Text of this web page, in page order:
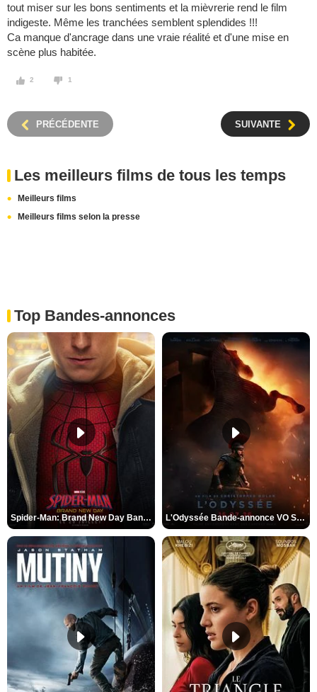
tout miser sur les bons sentiments et la mièvrerie rend le film
indigeste. Même les tranchées semblent splendides !!!
Ca manque d'ancrage dans une vraie réalité et d'une mise en
scène plus habitée.
2 1
PRÉCÉDENTE SUIVANTE
Les meilleurs films de tous les temps
Meilleurs films
Meilleurs films selon la presse
Top Bandes-annonces
Spider-Man: Brand New Day Bande-annonce VO STFR L'Odyssée Bande-annonce VO STFR